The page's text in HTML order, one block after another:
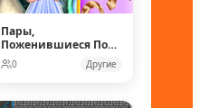
Пары,
Поженившиеся Под
Водой
0 Другие